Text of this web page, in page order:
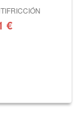
€